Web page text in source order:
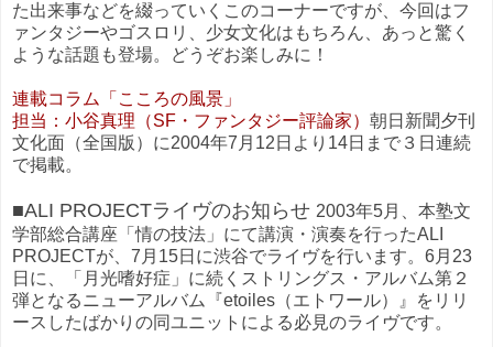
た出来事などを綴っていくこのコーナーですが、今回はフ
ァンタジーやゴスロリ、少女文化はもちろん、あっと驚く
ような話題も登場。どうぞお楽しみに！
連載コラム「こころの風景」
担当：小谷真理（SF・ファンタジー評論家） 朝日新聞夕刊
文化面（全国版）に2004年7月12日より14日まで３日連続
で掲載。
■ALI PROJECTライヴのお知らせ 2003年5月、本塾文
学部総合講座「情の技法」にて講演・演奏を行ったALI
PROJECTが、7月15日に渋谷でライヴを行います。6月23
日に、「月光嗜好症」に続くストリングス・アルバム第２
弾となるニューアルバム『etoiles（エトワール）』をリリ
ースしたばかりの同ユニットによる必見のライヴです。